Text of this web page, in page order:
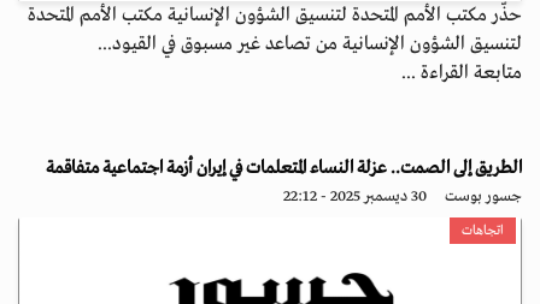
حذّر مكتب الأمم المتحدة لتنسيق الشؤون الإنسانية مكتب الأمم المتحدة
لتنسيق الشؤون الإنسانية من تصاعد غير مسبوق في القيود...
متابعة القراءة ...
الطريق إلى الصمت.. عزلة النساء المتعلمات في إيران أزمة اجتماعية متفاقمة
جسور بوست 30 ديسمبر 2025 - 22:12
اتجاهات